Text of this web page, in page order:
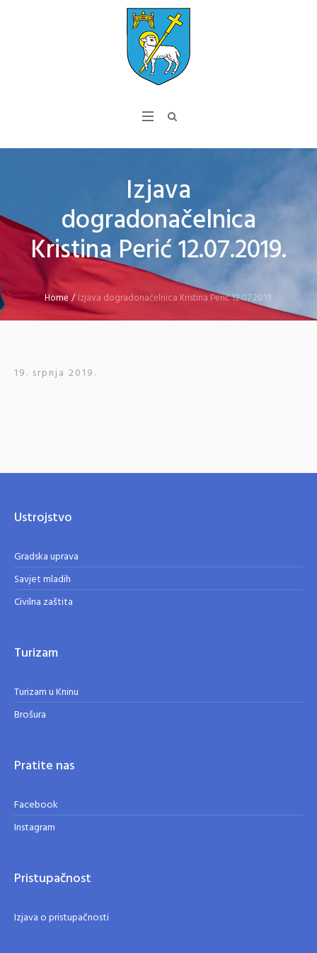
Izjava
dogradonačelnica
Kristina Perić 12.07.2019.
Home/Izjava dogradonačelnica Kristina Perić 12.07.2019.
19. srpnja 2019.
Ustrojstvo
Gradska uprava
Savjet mladih
Civilna zaštita
Turizam
Turizam u Kninu
Brošura
Pratite nas
Facebook
Instagram
Pristupačnost
Izjava o pristupačnosti